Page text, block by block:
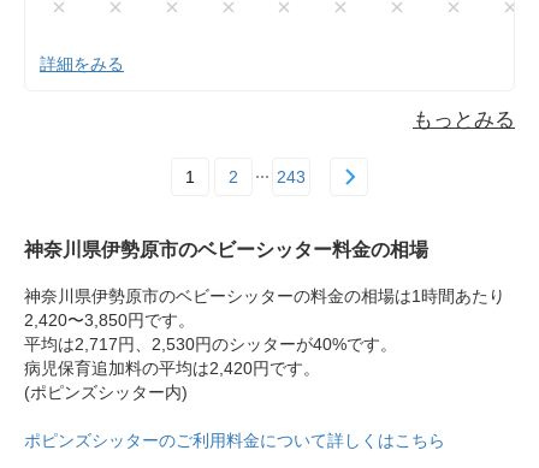
詳細をみる
もっとみる
1 2 243
神奈川県伊勢原市のベビーシッター料金の相場
神奈川県伊勢原市のベビーシッターの料金の相場は1時間あたり
2,420〜3,850円です。
平均は2,717円、2,530円のシッターが40%です。
病児保育追加料の平均は2,420円です。
(ポピンズシッター内)
ポピンズシッターのご利用料金について詳しくはこちら